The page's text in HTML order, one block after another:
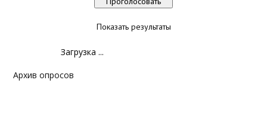
Показать результаты
Загрузка ...
Архив опросов